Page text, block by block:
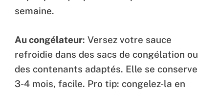
semaine.
Au congélateur: Versez votre sauce
refroidie dans des sacs de congélation ou
des contenants adaptés. Elle se conserve
3-4 mois, facile. Pro tip: congelez-la en